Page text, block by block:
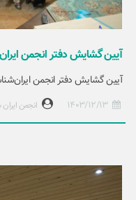
آیین گشایش دفتر انجمن
آیین گشایش دفتر انجمن
انجمن